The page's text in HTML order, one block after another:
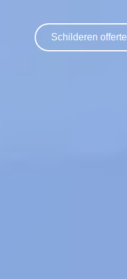
Schilderen offerte